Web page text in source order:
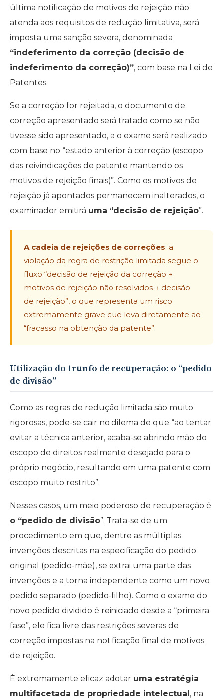
última notificação de motivos de rejeição não
atenda aos requisitos de redução limitativa, será
imposta uma sanção severa, denominada
“indeferimento da correção (decisão de
indeferimento da correção)”, com base na Lei de
Patentes.
Se a correção for rejeitada, o documento de
correção apresentado será tratado como se não
tivesse sido apresentado, e o exame será realizado
com base no “estado anterior à correção (escopo
das reivindicações de patente mantendo os
motivos de rejeição finais)”. Como os motivos de
rejeição já apontados permanecem inalterados, o
examinador emitirá uma “decisão de rejeição”.
A cadeia de rejeições de correções: a
violação da regra de restrição limitada segue o
fluxo “decisão de rejeição da correção →
motivos de rejeição não resolvidos → decisão
de rejeição”, o que representa um risco
extremamente grave que leva diretamente ao
“fracasso na obtenção da patente”.
Utilização do trunfo de recuperação: o “pedido
de divisão”
Como as regras de redução limitada são muito
rigorosas, pode-se cair no dilema de que “ao tentar
evitar a técnica anterior, acaba-se abrindo mão do
escopo de direitos realmente desejado para o
próprio negócio, resultando em uma patente com
escopo muito restrito”.
Nesses casos, um meio poderoso de recuperação é
o “pedido de divisão”. Trata-se de um
procedimento em que, dentre as múltiplas
invenções descritas na especificação do pedido
original (pedido-mãe), se extrai uma parte das
invenções e a torna independente como um novo
pedido separado (pedido-filho). Como o exame do
novo pedido dividido é reiniciado desde a “primeira
fase”, ele fica livre das restrições severas de
correção impostas na notificação final de motivos
de rejeição.
É extremamente eficaz adotar uma estratégia
multifacetada de propriedade intelectual, na